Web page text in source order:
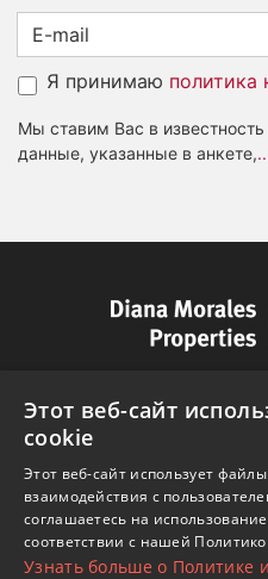
Я принимаю политика
Мы ставим Вас в
данные, указанные в анкете,
1st
29601
Этот веб-сайт
cookie
Этот веб-сайт использует
взаимодействия с
соглашаетесь на
соответствии с нашей
Узнать больше о Политике